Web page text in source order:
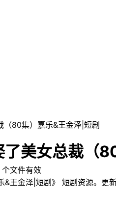
80集）嘉乐&王金泽|短剧
美女总裁（
个文件有效
&王金泽|短剧》 短剧资源。